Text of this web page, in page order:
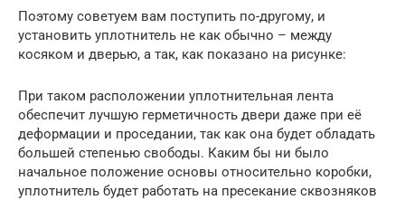
Поэтому советуем вам поступить по-другому, и
установить уплотнитель не как обычно – между
косяком и дверью, а так, как показано на рисунке:
При таком расположении уплотнительная лента
обеспечит лучшую герметичность двери даже при её
деформации и проседании, так как она будет обладать
большей степенью свободы. Каким бы ни было
начальное положение основы относительно коробки,
уплотнитель будет работать на пресекание сквозняков